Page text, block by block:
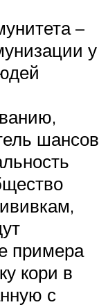
–
у
шансов
примера
кори в
с